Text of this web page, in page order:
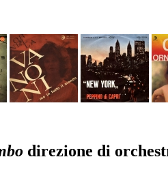
direzione di